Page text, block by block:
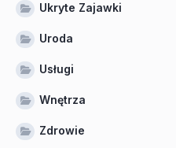
Ukryte Zajawki
Uroda
Usługi
Wnętrza
Zdrowie